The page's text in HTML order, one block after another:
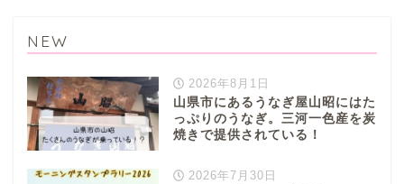
NEW
2026年8月1日
山県市にあるうなぎ屋山昭にはた
っぷりのうなぎ。三河一色産を炭
焼きで提供されている！
2026年7月30日